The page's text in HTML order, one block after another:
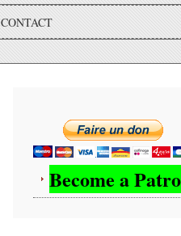
CONTACT
Become a